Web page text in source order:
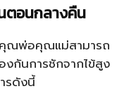
ตอนกลางคืน
ณพ่อคุณแม่สามารถ
กันการชักจากไข้สูง
รดังนี้